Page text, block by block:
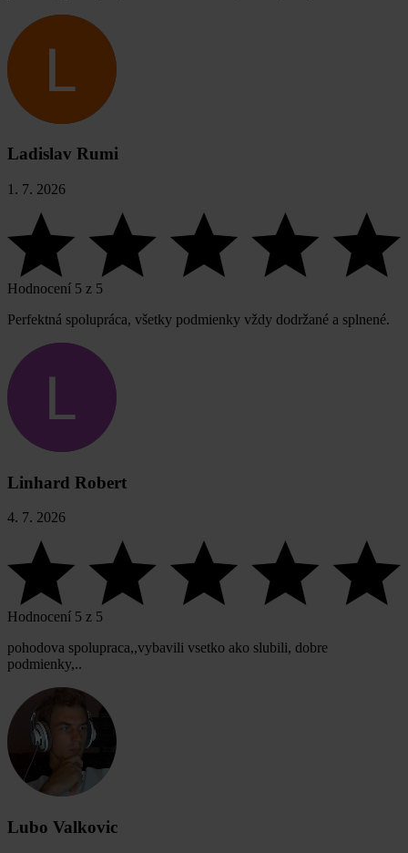
Ladislav Rumi
1. 7. 2026
Hodnocení 5 z 5
Perfektná spolupráca, všetky podmienky vždy dodržané a splnené.
Linhard Robert
4. 7. 2026
Hodnocení 5 z 5
pohodova spolupraca,,vybavili vsetko ako slubili, dobre
podmienky,..
Lubo Valkovic